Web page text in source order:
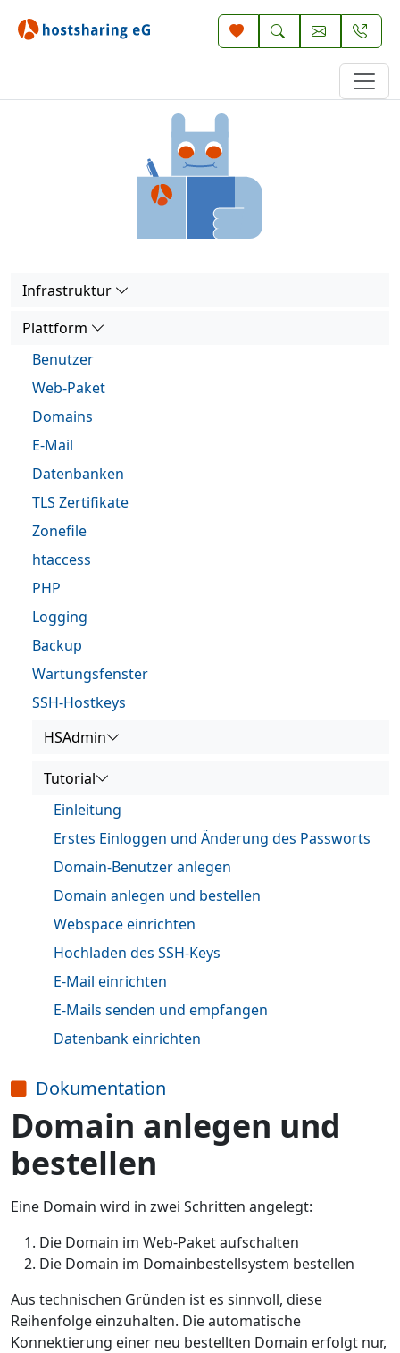
Infrastruktur
Plattform
Benutzer
Web-Paket
Domains
E-Mail
Datenbanken
TLS Zertifikate
Zonefile
htaccess
PHP
Logging
Backup
Wartungsfenster
SSH-Hostkeys
HSAdmin
Tutorial
Einleitung
Erstes Einloggen und Änderung des Passworts
Domain-Benutzer anlegen
Domain anlegen und bestellen
Webspace einrichten
Hochladen des SSH-Keys
E-Mail einrichten
E-Mails senden und empfangen
Datenbank einrichten
Dokumentation
Domain anlegen und
bestellen
Eine Domain wird in zwei Schritten angelegt:
Die Domain im Web-Paket aufschalten
Die Domain im Domainbestellsystem bestellen
Aus technischen Gründen ist es sinnvoll, diese
Reihenfolge einzuhalten. Die automatische
Konnektierung einer neu bestellten Domain erfolgt nur,